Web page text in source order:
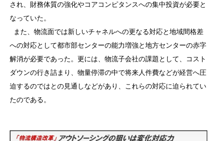
され、財務体質の強化やコアコンピタンスへの集中投資が必要と
なっていた。
また、物流面では新しいチャネルへの更なる対応と地域間格差
への対応として都市部センターの能力増強と地方センターの赤字
解消が必要であった。更には、物流子会社の課題として、コスト
ダウンの行き詰まり、物量停滞の中で将来人件費などが経営へ圧
迫するのではとの見通しなどがあり、これらの対応に迫られてい
たのである。